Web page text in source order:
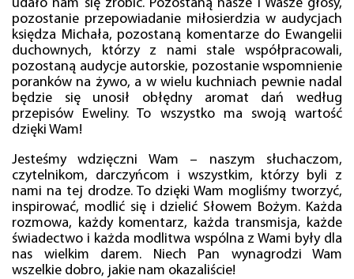
udało nam się zrobić. Pozostaną nasze i Wasze głosy,
pozostanie przepowiadanie miłosierdzia w audycjach
księdza Michała, pozostaną komentarze do Ewangelii
duchownych, którzy z nami stale współpracowali,
pozostaną audycje autorskie, pozostanie wspomnienie
poranków na żywo, a w wielu kuchniach pewnie nadal
będzie się unosił obłędny aromat dań według
przepisów Eweliny. To wszystko ma swoją wartość
dzięki Wam!
Jesteśmy wdzięczni Wam – naszym słuchaczom,
czytelnikom, darczyńcom i wszystkim, którzy byli z
nami na tej drodze. To dzięki Wam mogliśmy tworzyć,
inspirować, modlić się i dzielić Słowem Bożym. Każda
rozmowa, każdy komentarz, każda transmisja, każde
świadectwo i każda modlitwa wspólna z Wami były dla
nas wielkim darem. Niech Pan wynagrodzi Wam
wszelkie dobro, jakie nam okazaliście!